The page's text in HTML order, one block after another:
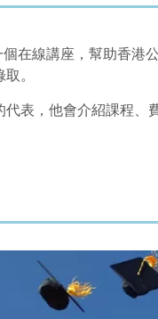
在線講座，幫助香港
。
表，他會介紹課程、